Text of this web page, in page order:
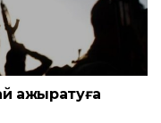
ажыратуға